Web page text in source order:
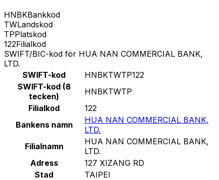
HNBKBankkod
TWLandskod
TPPlatskod
122Filialkod
SWIFT/BIC-kod för HUA NAN COMMERCIAL BANK,
LTD.
SWIFT-kod
HNBKTWTP122
SWIFT-kod (8
tecken)
HNBKTWTP
Filialkod
122
Bankens namn
HUA NAN COMMERCIAL BANK,
LTD.
Filialnamn
HUA NAN COMMERCIAL BANK,
LTD.
Adress
127 XIZANG RD
Stad
TAIPEI